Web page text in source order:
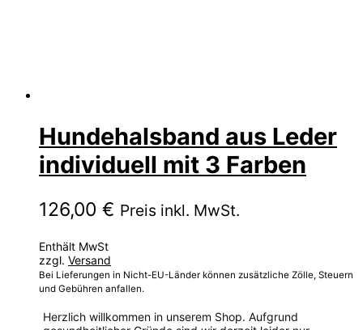
Hundehalsband aus Leder
individuell mit 3 Farben
126,00 € Preis inkl. MwSt.
Enthält MwSt
zzgl. Versand
Bei Lieferungen in Nicht-EU-Länder können zusätzliche Zölle, Steuern
und Gebühren anfallen.
Herzlich willkommen in unserem Shop. Aufgrund